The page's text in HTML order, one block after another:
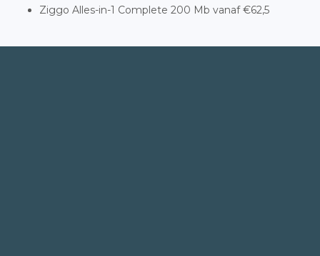
Ziggo Alles-in-1 Complete 200 Mb vanaf €62,5